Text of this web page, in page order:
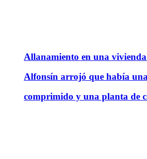
Allanamiento en una
Alfonsín arrojó que había
comprimido y una planta de